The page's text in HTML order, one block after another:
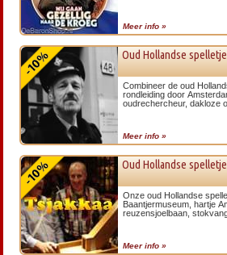
Meer info »
Oud Hollandse
Combineer de oud
rondleiding door
oudrechercheur, dakloze
Meer info »
Oud Hollandse
Onze oud Hollandse
Baantjermuseum, hartje
reuzensjoelbaan,
Meer info »